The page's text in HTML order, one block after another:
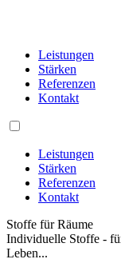
Leistungen
Stärken
Referenzen
Kontakt
Leistungen
Stärken
Referenzen
Kontakt
Stoffe für Räume
Individuelle Stoffe -
Leben...